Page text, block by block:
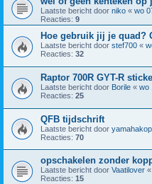
Laatste bericht door niko « wo
Reacties: 9
Hoe gebruik jij je quad?
Laatste bericht door stef700 «
Reacties: 32
Raptor 700R GYT-R
Laatste bericht door Borile « wo
Reacties: 25
QFB tijdschrift
Laatste bericht door
Reacties: 70
opschakelen zonder
Laatste bericht door Vaatilover «
Reacties: 15